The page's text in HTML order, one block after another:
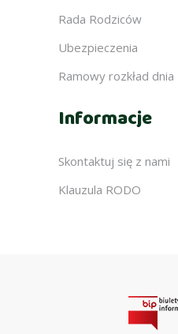
Rada Rodziców
Ubezpieczenia
Ramowy rozkład dnia
Informacje
Skontaktuj się z nami
Klauzula RODO